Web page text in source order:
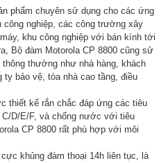
phẩm chuyên sử dụng cho các ứng
công nghiệp, các công trường xây
khu công nghiệp với bán kính tới
Bộ đàm Motorola CP 8800 cũng sử
thường như nhà hàng, khách
bảo vệ, tòa nhà cao tầng, điều
thiết kế rắn chắc đáp ứng các tiêu
D/E/F, và chống nước với tiêu
CP 8800 rất phù hợp với môi
khủng đàm thoại 14h liên tục, là